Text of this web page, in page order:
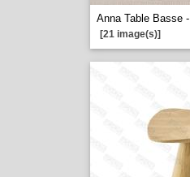
Anna Table Basse -
[21 image(s)]